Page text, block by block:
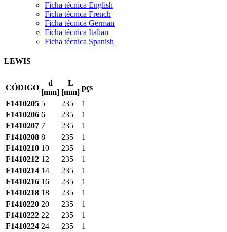
Ficha técnica English
Ficha técnica French
Ficha técnica German
Ficha técnica Italian
Ficha técnica Spanish
LEWIS
CÓDIGO
d
[mm]
L
[mm]
pçs
F1410205 5 235
1
F1410206 6 235
1
F1410207 7 235
1
F1410208 8 235
1
F1410210 10 235
1
F1410212 12 235
1
F1410214 14 235
1
F1410216 16 235
1
F1410218 18 235
1
F1410220 20 235
1
F1410222 22 235
1
F1410224 24 235
1